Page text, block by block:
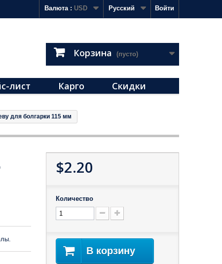
Войти
Русский
Валюта : USD
Корзина (пусто)
лист Карго Скидки
для болгарки 115 мм
$2.20
Количество
В корзину